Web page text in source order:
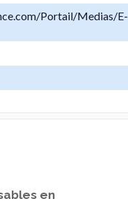
Portail/Medias/E-
en